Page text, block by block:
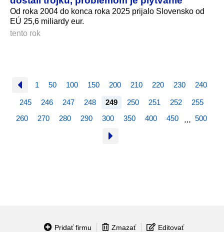
Od roka 2004 do konca roka 2025 prijalo Slovensko od
EÚ 25,6 miliardy eur.
tento rok
1 50 100 150 200 210 220 230 240
245 246 247 248 249 250 251 252
255
260
270 280 290 300 350 400 450 … 500
Pridať firmu Zmazať
Editovať